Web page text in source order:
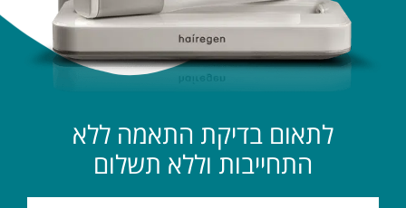
לתאום בדיקת התאמה ללא
התחייבות וללא תשלום